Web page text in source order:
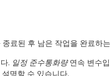
료된 후 남은 작업을 완료하
. 일정 준수통화량연속 변수
명할 수 있습니다.